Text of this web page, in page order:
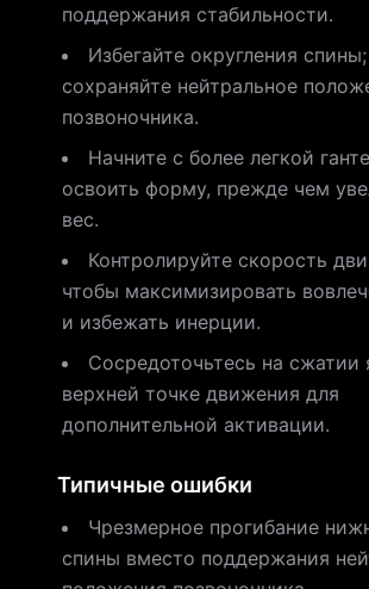
поддержания стабильности.
Избегайте округления спины;
сохраняйте нейтральное
позвоночника.
Начните с более легкой
освоить форму, прежде чем
вес.
Контролируйте скорость
чтобы максимизировать
и избежать инерции.
Сосредоточьтесь на сжатии
верхней точке движения для
дополнительной активации.
Типичные ошибки
Чрезмерное прогибание
спины вместо поддержания